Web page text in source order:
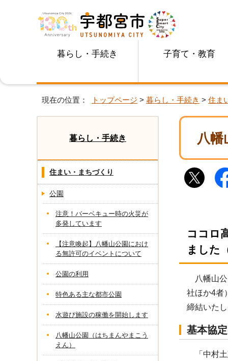
暮らし・手続き 子育て・教育
現在の位置： トップページ > 暮らし・手続き > 住ま
八
ココロ
ました
八幡山公
社ほか4者
締結いた
基本協
「中村土
暮らし・手続き
住まい・まちづくり
公園
注意！バーベキュー時の火災が
多発しています
【注意喚起】八幡山公園におけ
る無許可のイベントについて
公園の利用
特色ある主な都市公園
水遊び施設の稼働を開始します
八幡山公園（はちまんやまこう
えん）